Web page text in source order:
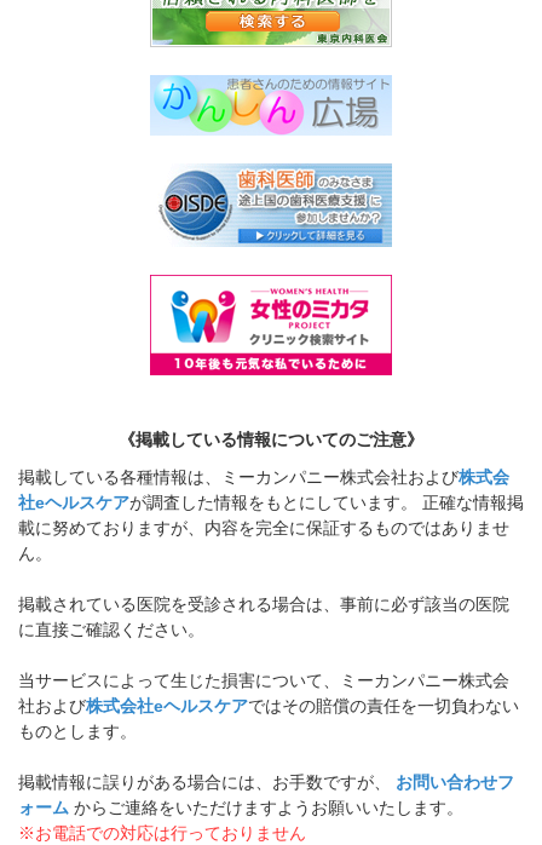
《掲載している情報についてのご注意》
掲載している各種情報は、ミーカンパニー株式会社および株式会
社eヘルスケアが調査した情報をもとにしています。 正確な情報掲
載に努めておりますが、内容を完全に保証するものではありませ
ん。
掲載されている医院を受診される場合は、事前に必ず該当の医院
に直接ご確認ください。
当サービスによって生じた損害について、ミーカンパニー株式会
社および株式会社eヘルスケアではその賠償の責任を一切負わない
ものとします。
掲載情報に誤りがある場合には、お手数ですが、 お問い合わせフ
ォーム からご連絡をいただけますようお願いいたします。
※お電話での対応は行っておりません